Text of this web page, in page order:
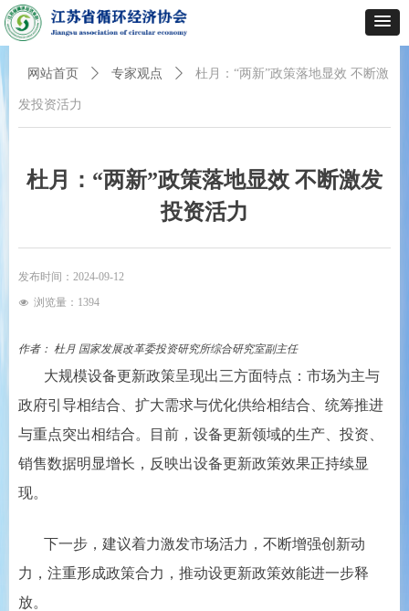
杜月：“两新”政策落地显效 不断激发
投资活力
发布时间： 2024-09-12
넶 浏览量： 1394
作者： 杜月 国家发展改革委投资研究所综合研究室副主任
大规模设备更新政策呈现出三方面特点：市场为主与
政府引导相结合、扩大需求与优化供给相结合、统筹推进
与重点突出相结合。
目前，设备更新领域的生产、投资、
销售数据明显增长，反映出设备更新政策效果正持续显
现。
下一步，建议着力激发市场活力，不断增强创新动
力，注重形成政策合力，推动设更新政策效能进一步释
放。
网站首页 ꄲ 专家观点 ꄲ 杜月：“两新”政策落地显效 不断激
发投资活力